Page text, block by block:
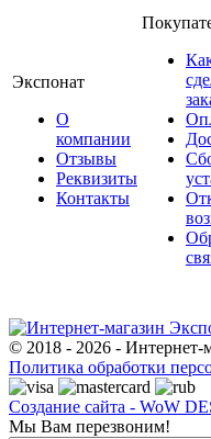
Экспонат
О
компании
Отзывы
Реквизиты
Контакты
© 2018 - 2026 - Интернет-
Политика обработки
Создание сайта - WoW
Мы Вам перезвоним!